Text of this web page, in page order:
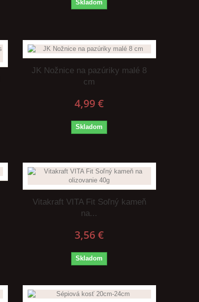
Skladom
JK Nožnice na pazúriky malé 8
cm
4,99 €
Skladom
Vitakraft VITA Fit Soľný kameň
na...
3,56 €
Skladom